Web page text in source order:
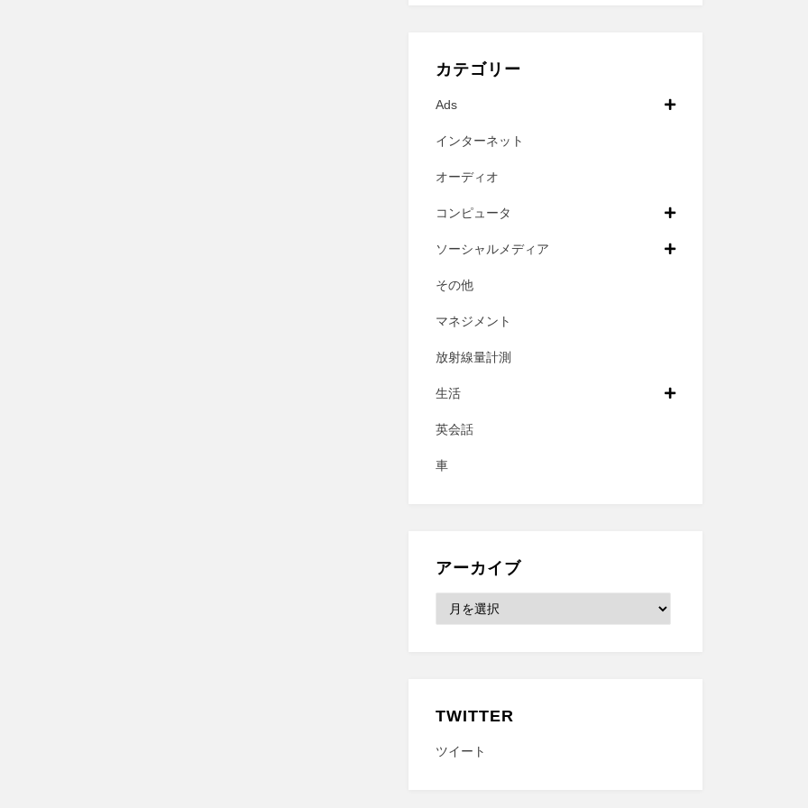
カテゴリー
Ads
インターネット
オーディオ
コンピュータ
ソーシャルメディア
その他
マネジメント
放射線量計測
生活
英会話
車
アーカイブ
ー
TWITTER
ツイート